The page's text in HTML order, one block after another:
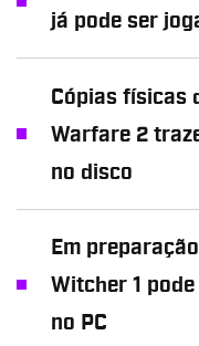
já pode ser
Cópias físicas
Warfare 2
no disco
Em
Witcher 1
no PC